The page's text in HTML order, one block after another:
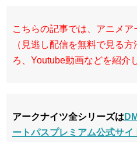
こちらの記事では、アニメ
（見逃し配信を無料で見る
ろ、Youtube動画などを紹介
アークナイツ全シリーズは
ートパスプレミアム公式サ